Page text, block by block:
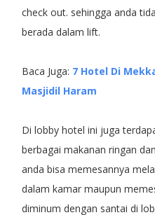
check out. sehingga anda
berada dalam lift.
Baca Juga: 7 Hotel Di
Masjidil Haram
Di lobby hotel ini juga
berbagai makanan ringan
anda bisa memesannya
dalam kamar maupun
diminum dengan santai di